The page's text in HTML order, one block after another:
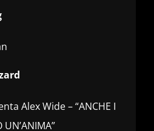
Alex Wide – “ANCHE I